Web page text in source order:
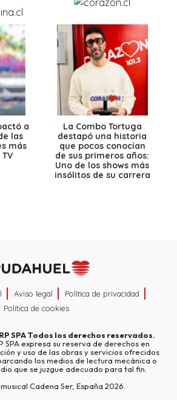
a
las
más
La Combo Tortuga
destapó una historia
que pocos conocían
de sus primeros años:
Uno de los shows más
insólitos de su carrera
Aviso legal
Política de privacidad
Política de cookies
SPATodos los derechos reservados.
SPA expresa su reserva de derechos en
y uso de las obras y servicios ofrecidos
los medios de lectura mecánica o
que se juzgue adecuado para tal fin.
Cadena Ser, España 2026.